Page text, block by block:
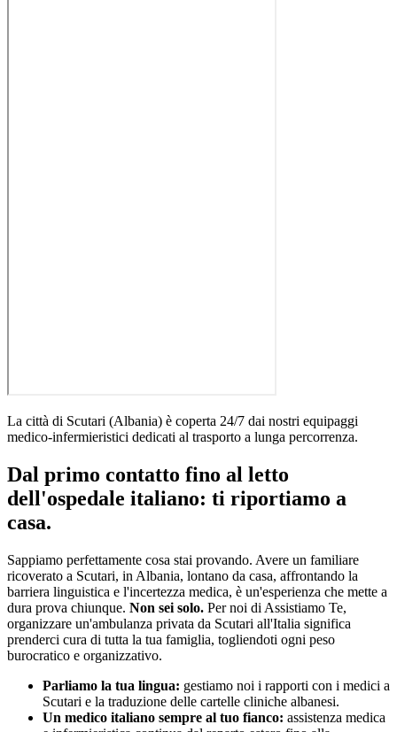
La città di Scutari (Albania) è coperta 24/7 dai nostri equipaggi
medico-infermieristici dedicati al trasporto a lunga percorrenza.
Dal primo contatto fino al letto
dell'ospedale italiano: ti riportiamo a
casa.
Sappiamo perfettamente cosa stai provando. Avere un familiare
ricoverato a Scutari, in Albania, lontano da casa, affrontando la
barriera linguistica e l'incertezza medica, è un'esperienza che mette a
dura prova chiunque. Non sei solo. Per noi di Assistiamo Te,
organizzare un'ambulanza privata da Scutari all'Italia significa
prenderci cura di tutta la tua famiglia, togliendoti ogni peso
burocratico e organizzativo.
Parliamo la tua lingua: gestiamo noi i rapporti con i medici a
Scutari e la traduzione delle cartelle cliniche albanesi.
Un medico italiano sempre al tuo fianco: assistenza medica